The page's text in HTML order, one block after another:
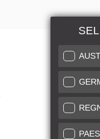
Fai uso
Care
Assistenza
Service